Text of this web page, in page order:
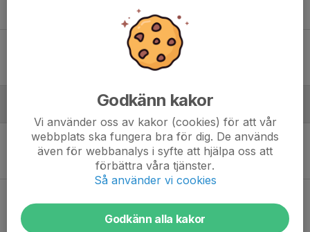
Strömsbro IF F16 2 - Gävle GIK F16/17
Sön 14
10:00
Gävle GIK F16/17 - Strömsbro IF F16 Orange
Hoforshallen 16
11:00
Hoforshallen 15
Godkänn kakor
Vi använder oss av kakor (cookies) för att vår
webbplats ska fungera bra för dig. De används
även för webbanalys i syfte att hjälpa oss att
förbättra våra tjänster.
Så använder vi cookies
Godkänn alla kakor